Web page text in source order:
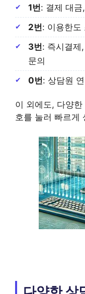
1번: 결제 대금
2번: 이용한도
3번: 즉시결제
문의
0번: 상담원 연
이 외에도, 다양
호를 눌러 빠르게